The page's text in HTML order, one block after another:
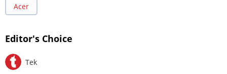
Acer
Editor's Choice
Tek